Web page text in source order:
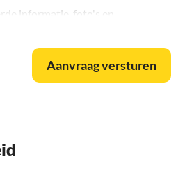
informatie, foto's en
vakantiewoning.
Aanvraag versturen